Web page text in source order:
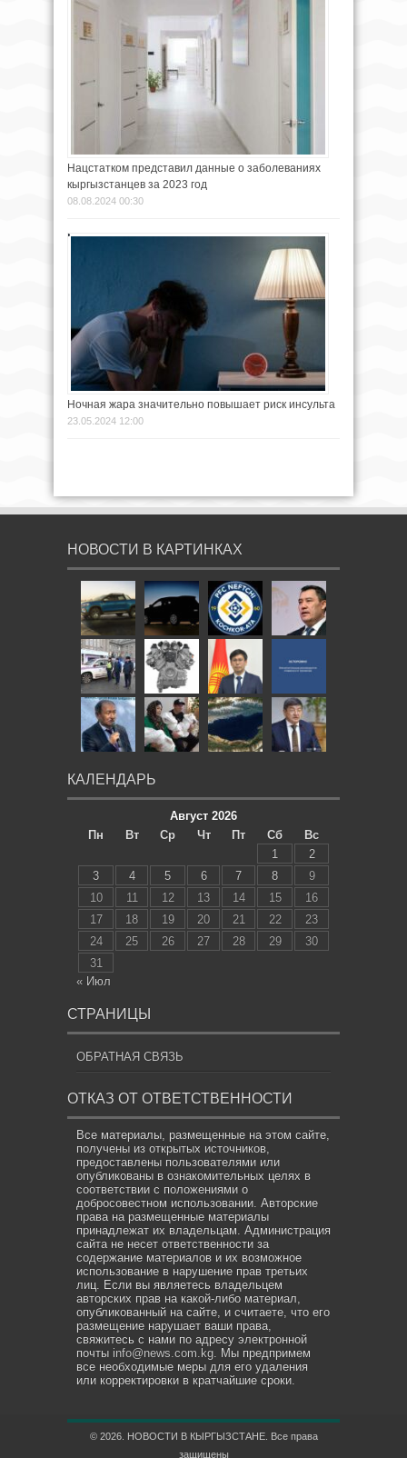
Нацстатком представил данные о заболеваниях
кыргызстанцев за 2023 год
08.08.2024 00:30
Ночная жара значительно повышает риск инсульта
23.05.2024 12:00
НОВОСТИ В КАРТИНКАХ
КАЛЕНДАРЬ
Август 2026
Пн
Вт Ср Чт Пт Сб
Вс
1
2
3
4 5 6 7 8
9
10
11 12 13 14 15
16
17
18 19 20 21 22
23
24
25 26 27 28 29
30
31
« Июл
СТРАНИЦЫ
ОБРАТНАЯ СВЯЗЬ
ОТКАЗ ОТ ОТВЕТСТВЕННОСТИ
Все материалы, размещенные на этом сайте,
получены из открытых источников,
предоставлены пользователями или
опубликованы в ознакомительных целях в
соответствии с положениями о
добросовестном использовании. Авторские
права на размещенные материалы
принадлежат их владельцам. Администрация
сайта не несет ответственности за
содержание материалов и их возможное
использование в нарушение прав третьих
лиц. Если вы являетесь владельцем
авторских прав на какой-либо материал,
опубликованный на сайте, и считаете, что его
размещение нарушает ваши права,
свяжитесь с нами по адресу электронной
почты info@news.com.kg . Мы предпримем
все необходимые меры для его удаления
или корректировки в кратчайшие сроки.
© 2026. НОВОСТИ В КЫРГЫЗСТАНЕ. Все права
защищены